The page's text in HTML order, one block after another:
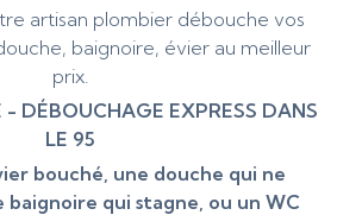
artisan plombier débouche vos
baignoire, évier au meilleur
prix.
DÉBOUCHAGE EXPRESS DANS
LE 95
bouché, une douche qui ne
baignoire qui stagne, ou un WC